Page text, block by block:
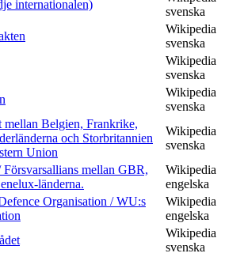
internationalen)
svenska
Wikipedia
svenska
Wikipedia
svenska
Wikipedia
svenska
mellan Belgien, Frankrike,
och Storbritannien
Union
Wikipedia
svenska
mellan GBR,
länderna.
Wikipedia
engelska
Organisation / WU:s
Wikipedia
engelska
Wikipedia
svenska